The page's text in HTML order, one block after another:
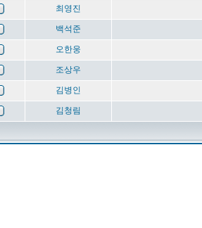
최영진
백석준
오한웅
조상우
김병인
김청림